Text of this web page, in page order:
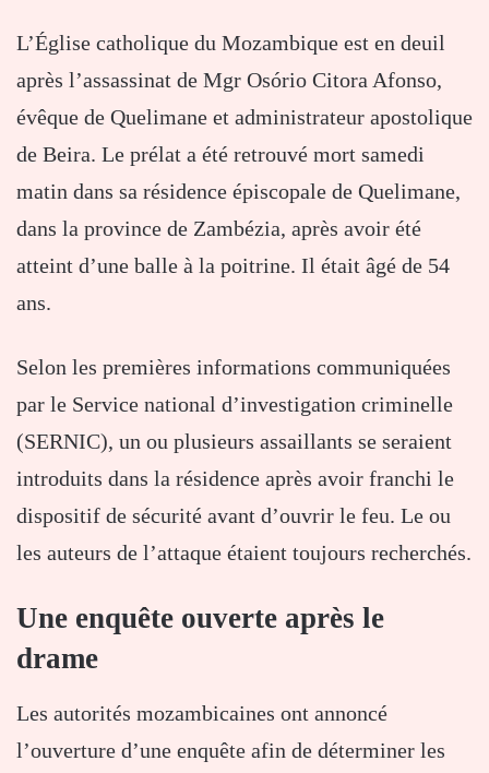
L’Église catholique du Mozambique est en deuil
après l’assassinat de Mgr Osório Citora Afonso,
évêque de Quelimane et administrateur apostolique
de Beira. Le prélat a été retrouvé mort samedi
matin dans sa résidence épiscopale de Quelimane,
dans la province de Zambézia, après avoir été
atteint d’une balle à la poitrine. Il était âgé de 54
ans.
Selon les premières informations communiquées
par le Service national d’investigation criminelle
(SERNIC), un ou plusieurs assaillants se seraient
introduits dans la résidence après avoir franchi le
dispositif de sécurité avant d’ouvrir le feu. Le ou
les auteurs de l’attaque étaient toujours recherchés.
Une enquête ouverte après le
drame
Les autorités mozambicaines ont annoncé
l’ouverture d’une enquête afin de déterminer les